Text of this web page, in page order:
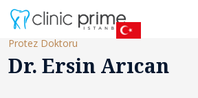
Protez Doktoru
Dr. Ersin Arıcan